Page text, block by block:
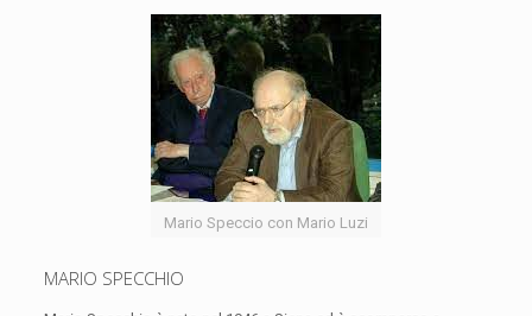
Mario Speccio con Mario Luzi
MARIO SPECCHIO